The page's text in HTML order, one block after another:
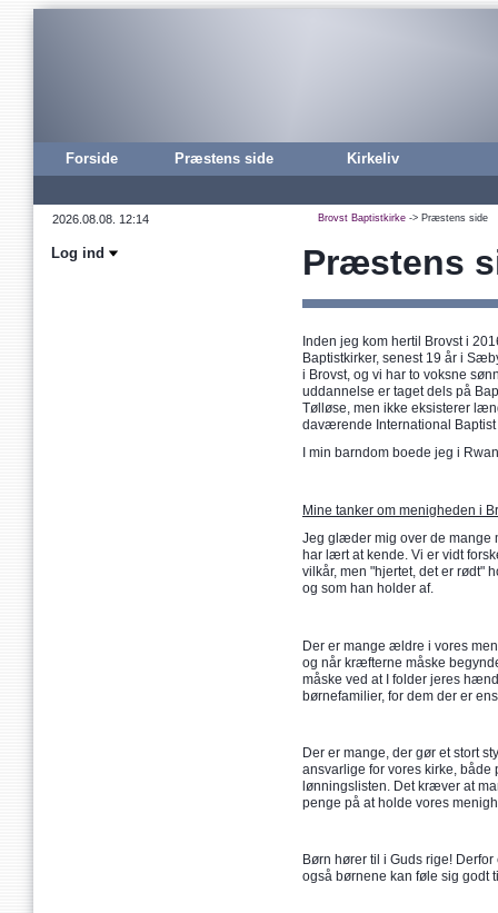
Forside Præstens side Kirkeliv
Brovst Baptistkirke -> Præstens side
Log ind Præstens
Inden jeg kom hertil Brovst i
Baptistkirker, senest 19 år i
i Brovst, og vi har to voksne
uddannelse er taget dels på
Tølløse, men ikke eksisterer
daværende International
I min barndom boede jeg i
Mine tanker om menigheden i
Jeg glæder mig over de mange
har lært at kende. Vi er vidt
vilkår, men "hjertet, det er rødt"
og som han holder af.
Der er mange ældre i vores
og når kræfterne måske
måske ved at I folder jeres
børnefamilier, for dem der er
Der er mange, der gør et stort
ansvarlige for vores kirke,
lønningslisten. Det kræver at
penge på at holde vores
Børn hører til i Guds rige!
også børnene kan føle sig godt